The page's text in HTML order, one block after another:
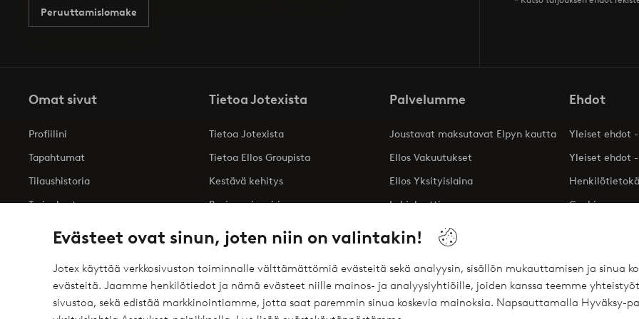
Evästeet ovat sinun, joten niin on valintakin!
Jotex käyttää verkkosivuston toiminnalle välttämättömiä evästeitä sekä analyysin, sisällön mukauttamisen ja sinua
evästeitä. Jaamme henkilötiedot ja nämä evästeet niille mainos- ja analyysiyhtiöille, joiden kanssa teemme
sivustoa, sekä edistää markkinointiamme, jotta saat paremmin sinua koskevia mainoksia. Napsauttamalla Hyväksy-
Peruuttamislomake
Omat sivut
Profiilini
Tapahtumat
Tilaushistoria
Tarjoukset
Tietoa Jotexista
Tietoa Jotexista
Tietoa Ellos Groupista
Kestävä kehitys
Business inquiries
Saavutettavuusseloste
Palvelumme
Joustavat maksutavat Elpyn kautta
Ellos Vakuutukset
Ellos Yksityislaina
Lahjakortti
Ehdot
Yleiset ehdot
Yleiset ehdot
Cookies
Turvalliset maksut – maksa nyt tai erissä
Haluatko tietää ? elpy